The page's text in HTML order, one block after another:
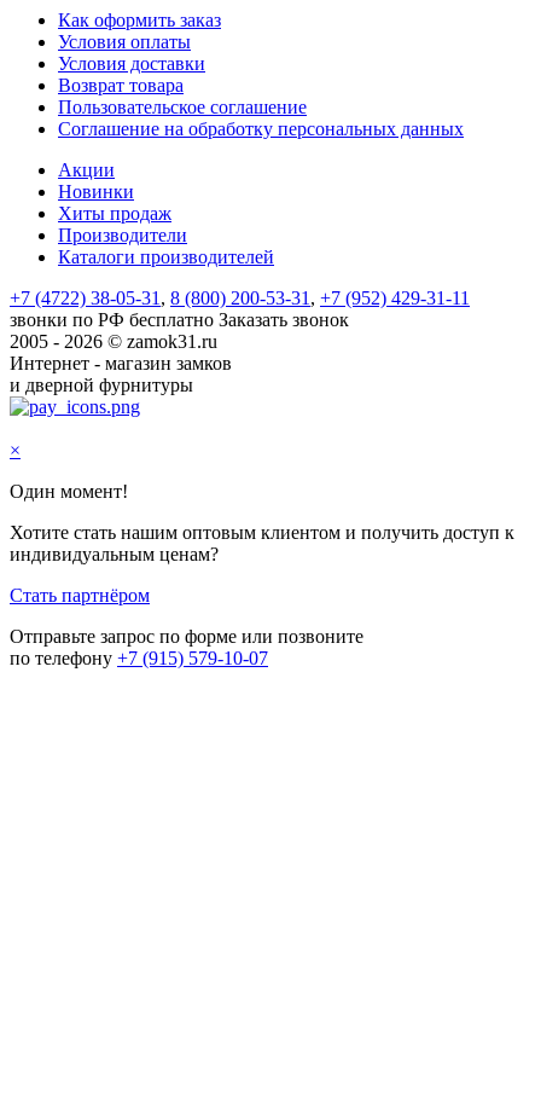
Как оформить заказ
Условия оплаты
Условия доставки
Возврат товара
Пользовательское соглашение
Соглашение на обработку персональных данных
Акции
Новинки
Хиты продаж
Производители
Каталоги производителей
+7 (4722) 38-05-31, 8 (800) 200-53-31, +7 (952) 429-31-11
звонки по РФ бесплатно Заказать звонок
2005 - 2026 © zamok31.ru
Интернет - магазин замков
и дверной фурнитуры
×
Один момент!
Хотите стать нашим оптовым клиентом и получить доступ к
индивидуальным ценам?
Стать партнёром
Отправьте запрос по форме или позвоните
по телефону +7 (915) 579-10-07